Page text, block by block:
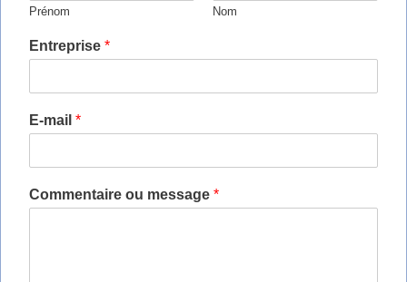
Prénom Nom
Entreprise *
E-mail *
Commentaire ou message *